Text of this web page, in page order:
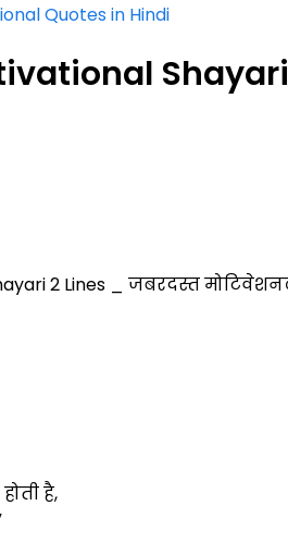
Quotes in Hindi
Shayari
है,